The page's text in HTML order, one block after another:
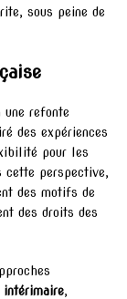
sous peine de
une refonte
des expériences
pour les
cette perspective,
des motifs de
des droits des
intérimaire,